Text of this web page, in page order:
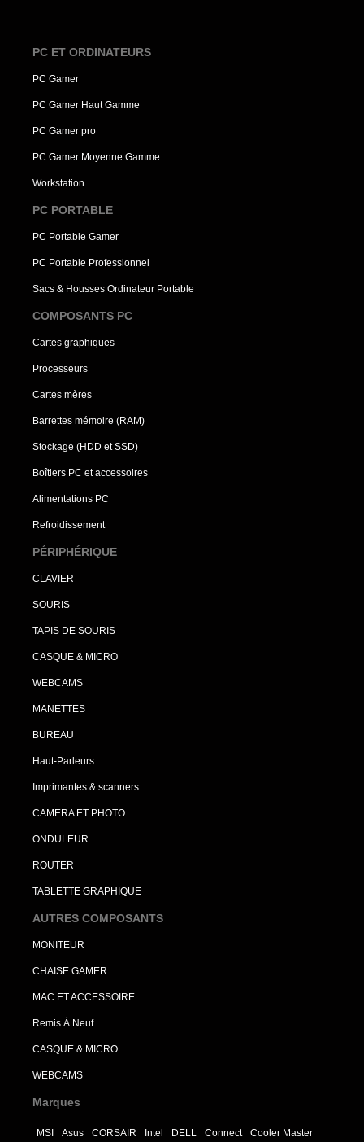
PC ET ORDINATEURS
PC Gamer
PC Gamer Haut Gamme
PC Gamer pro
PC Gamer Moyenne Gamme
Workstation
PC PORTABLE
PC Portable Gamer
PC Portable Professionnel
Sacs & Housses Ordinateur Portable
COMPOSANTS PC
Cartes graphiques
Processeurs
Cartes mères
Barrettes mémoire (RAM)
Stockage (HDD et SSD)
Boîtiers PC et accessoires
Alimentations PC
Refroidissement
PÉRIPHÉRIQUE
CLAVIER
SOURIS
TAPIS DE SOURIS
CASQUE & MICRO
WEBCAMS
MANETTES
BUREAU
Haut-Parleurs
Imprimantes & scanners
CAMERA ET PHOTO
ONDULEUR
ROUTER
TABLETTE GRAPHIQUE
AUTRES COMPOSANTS
MONITEUR
CHAISE GAMER
MAC ET ACCESSOIRE
Remis À Neuf
CASQUE & MICRO
WEBCAMS
Marques
MSI Asus CORSAIR Intel DELL Connect
Cooler Master